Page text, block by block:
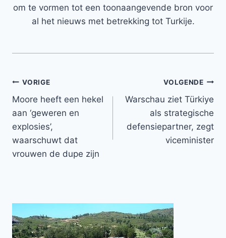
om te vormen tot een toonaangevende bron voor
al het nieuws met betrekking tot Turkije.
Bericht
navigatie
VORIGE
Moore heeft een hekel
aan ‘geweren en
explosies’,
waarschuwt dat
vrouwen de dupe zijn
VOLGENDE
Warschau ziet Türkiye
als strategische
defensiepartner, zegt
viceminister